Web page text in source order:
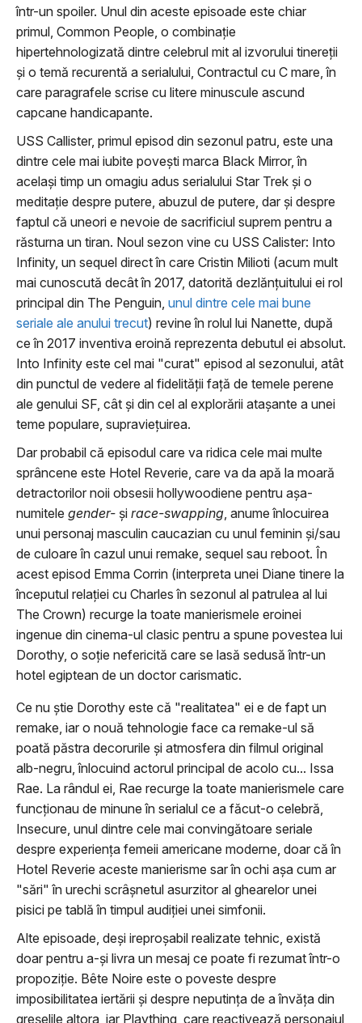
într-un spoiler. Unul din aceste episoade este chiar
primul, Common People, o combinaţie
hipertehnologizată dintre celebrul mit al izvorului tinereţii
şi o temă recurentă a serialului, Contractul cu C mare, în
care paragrafele scrise cu litere minuscule ascund
capcane handicapante.
USS Callister, primul episod din sezonul patru, este una
dintre cele mai iubite poveşti marca Black Mirror, în
acelaşi timp un omagiu adus serialului Star Trek şi o
meditaţie despre putere, abuzul de putere, dar şi despre
faptul că uneori e nevoie de sacrificiul suprem pentru a
răsturna un tiran. Noul sezon vine cu USS Calister: Into
Infinity, un sequel direct în care Cristin Milioti (acum mult
mai cunoscută decât în 2017, datorită dezlănţuitului ei rol
principal din The Penguin, unul dintre cele mai bune
seriale ale anului trecut) revine în rolul lui Nanette, după
ce în 2017 inventiva eroină reprezenta debutul ei absolut.
Into Infinity este cel mai "curat" episod al sezonului, atât
din punctul de vedere al fidelităţii faţă de temele perene
ale genului SF, cât şi din cel al explorării ataşante a unei
teme populare, supravieţuirea.
Dar probabil că episodul care va ridica cele mai multe
sprâncene este Hotel Reverie, care va da apă la moară
detractorilor noii obsesii hollywoodiene pentru aşa-
numitele gender- şi race-swapping, anume înlocuirea
unui personaj masculin caucazian cu unul feminin şi/sau
de culoare în cazul unui remake, sequel sau reboot. În
acest episod Emma Corrin (interpreta unei Diane tinere la
începutul relaţiei cu Charles în sezonul al patrulea al lui
The Crown) recurge la toate manierismele eroinei
ingenue din cinema-ul clasic pentru a spune povestea lui
Dorothy, o soţie nefericită care se lasă sedusă într-un
hotel egiptean de un doctor carismatic.
Ce nu ştie Dorothy este că "realitatea" ei e de fapt un
remake, iar o nouă tehnologie face ca remake-ul să
poată păstra decorurile şi atmosfera din filmul original
alb-negru, înlocuind actorul principal de acolo cu... Issa
Rae. La rândul ei, Rae recurge la toate manierismele care
funcţionau de minune în serialul ce a făcut-o celebră,
Insecure, unul dintre cele mai convingătoare seriale
despre experienţa femeii americane moderne, doar că în
Hotel Reverie aceste manierisme sar în ochi aşa cum ar
"sări" în urechi scrâşnetul asurzitor al ghearelor unei
pisici pe tablă în timpul audiţiei unei simfonii.
Alte episoade, deşi ireproşabil realizate tehnic, există
doar pentru a-şi livra un mesaj ce poate fi rezumat într-o
propoziţie. Bête Noire este o poveste despre
imposibilitatea iertării şi despre neputinţa de a învăţa din
greşelile altora, iar Plaything, care reactivează personajul